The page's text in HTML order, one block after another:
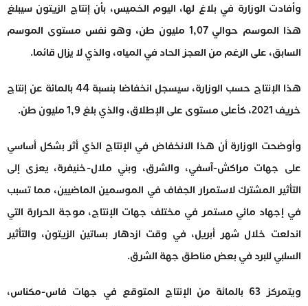
وأفادت الوزارة في بلاغ لها، اليوم الخميس، بأن إنتاج الزيتون سيبلغ
هذا الموسم حوالي 1,07 مليون طن، وهو نفس مستوى الموسم
السابق، على الرغم من العجز الحاد في المياه، والذي لا يزال قائما.
هذا الإنتاج حسب الوزارة، سيسجل انخفاضا بنسبة 44 بالمائة عن إنتاج
خريف 2021، كأعلى مستوى على الإطلاق، والذي بلغ 1,9 مليون طن.
وأوضحت الوزارة أن هذا الانخفاض في الإنتاج الذي أثر بشكل أساسي
على جهات مراكش-آسفي، والشرق، وبني ملال-خنيفرة، يعزى إلى
التأثير المشترك لاستمرار الجفاف في الموسمين الماضيين، مما تسبب
في إجهاد مائي مستمر في مختلف جهات الإنتاج، موجة الحرارة التي
اندلعت خلال شهر أبريل، في وقت ازدهار بساتين الزيتون، والتأثير
السلبي للبرد في بعض مناطق جهة الشرق.
ويتمركز 63 بالمائة من الإنتاج المتوقع في جهات فاس-مكناس،